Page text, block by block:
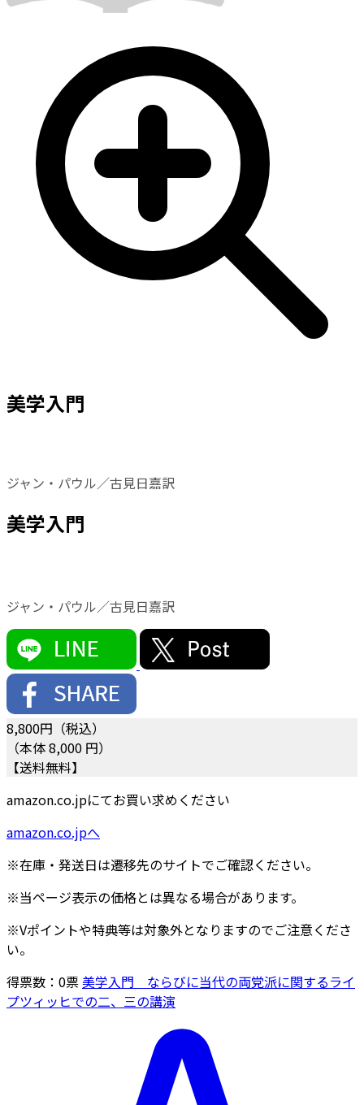
美学入門
ジャン・パウル／古見日嘉訳
美学入門
ジャン・パウル／古見日嘉訳
8,800円（税込）
（本体 8,000 円）
【送料無料】
amazon.co.jpにてお買い求めください
amazon.co.jpへ
※在庫・発送日は遷移先のサイトでご確認ください。
※当ページ表示の価格とは異なる場合があります。
※Vポイントや特典等は対象外となりますのでご注意くださ
い。
得票数： 0票美学入門 ならびに当代の両党派に関するライ
プツィッヒでの二、三の講演